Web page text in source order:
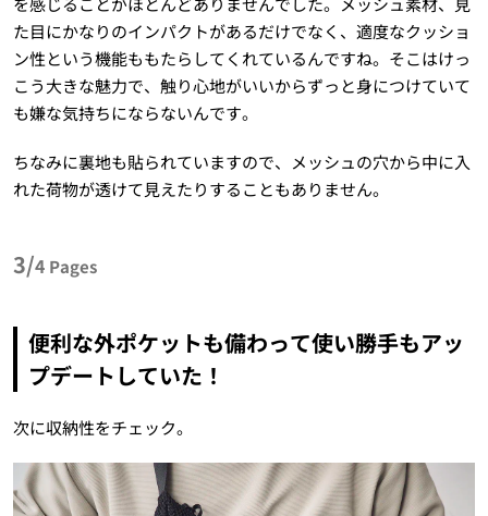
た目にかなりのインパクトがあるだけでなく、適度なクッショ
ン性という機能ももたらしてくれているんですね。そこはけっ
こう大きな魅力で、触り心地がいいからずっと身につけていて
も嫌な気持ちにならないんです。
ちなみに裏地も貼られていますので、メッシュの穴から中に入
れた荷物が透けて見えたりすることもありません。
3/4 Pages
便利な外ポケットも備わって使い勝手もアッ
プデートしていた！
次に収納性をチェック。